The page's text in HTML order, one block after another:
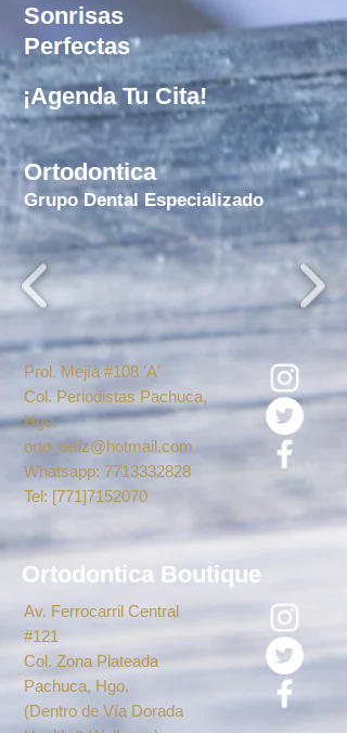
Sonrisas
Perfectas
¡Agenda Tu Cita!
Ortodontica
Grupo Dental Especializado
Prol. Mejía #108 'A'
Col. Periodistas Pachuca,
Hgo.
orto_ortiz@hotmail.com
Whatsapp: 7713332828
Tel: [771]7152070
Ortodontica Boutique
Av. Ferrocarril Central
#121
Col. Zona Plateada
Pachuca, Hgo.
(Dentro de Vía Dorada